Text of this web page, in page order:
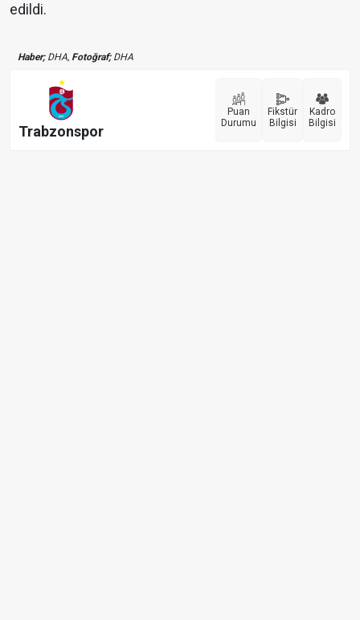
edildi.
Haber;DHA, Fotoğraf;DHA
Trabzonspor
Puan
Durumu
Fikstür
Bilgisi
Kadro
Bilgisi